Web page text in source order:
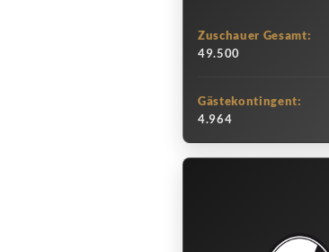
Zuschauer Gesamt:
49.500
Gästekontingent:
4.964